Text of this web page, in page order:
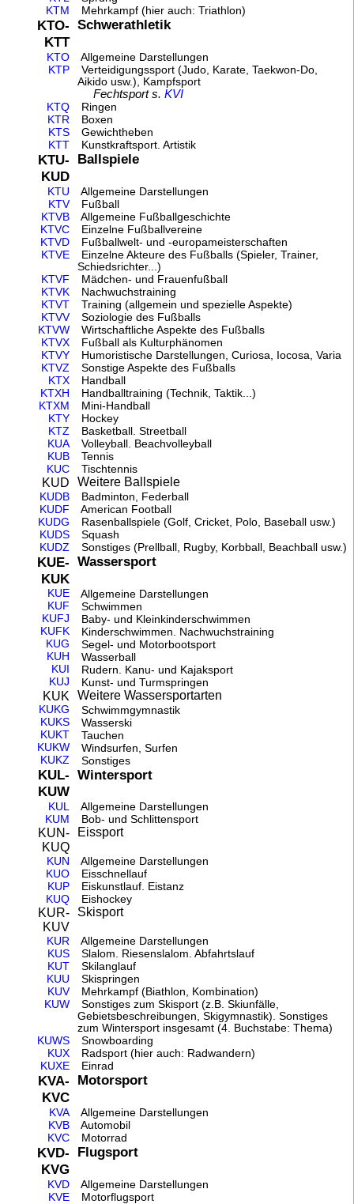
KTM
Mehrkampf (hier auch: Triathlon)
KTO-
KTT
Schwerathletik
KTO
Allgemeine Darstellungen
KTP
Verteidigungssport (Judo, Karate, Taekwon-Do,
Aikido usw.), Kampfsport
Fechtsport s.KVI
KTQ
Ringen
KTR
Boxen
KTS
Gewichtheben
KTT
Kunstkraftsport. Artistik
KTU-
KUD
Ballspiele
KTU
Allgemeine Darstellungen
KTV
Fußball
KTVB
Allgemeine Fußballgeschichte
KTVC
Einzelne Fußballvereine
KTVD
Fußballwelt- und -europameisterschaften
KTVE
Einzelne Akteure des Fußballs (Spieler, Trainer,
Schiedsrichter...)
KTVF
Mädchen- und Frauenfußball
KTVK
Nachwuchstraining
KTVT
Training (allgemein und spezielle Aspekte)
KTVV
Soziologie des Fußballs
KTVW
Wirtschaftliche Aspekte des Fußballs
KTVX
Fußball als Kulturphänomen
KTVY
Humoristische Darstellungen, Curiosa, Iocosa, Varia
KTVZ
Sonstige Aspekte des Fußballs
KTX
Handball
KTXH
Handballtraining (Technik, Taktik...)
KTXM
Mini-Handball
KTY
Hockey
KTZ
Basketball. Streetball
KUA
Volleyball. Beachvolleyball
KUB
Tennis
KUC
Tischtennis
KUD Weitere Ballspiele
KUDB
Badminton, Federball
KUDF
American Football
KUDG
Rasenballspiele (Golf, Cricket, Polo, Baseball usw.)
KUDS
Squash
KUDZ
Sonstiges (Prellball, Rugby, Korbball, Beachball usw.)
KUE-
KUK
Wassersport
KUE
Allgemeine Darstellungen
KUF
Schwimmen
KUFJ
Baby- und Kleinkinderschwimmen
KUFK
Kinderschwimmen. Nachwuchstraining
KUG
Segel- und Motorbootsport
KUH
Wasserball
KUI
Rudern. Kanu- und Kajaksport
KUJ
Kunst- und Turmspringen
KUK Weitere Wassersportarten
KUKG
Schwimmgymnastik
KUKS
Wasserski
KUKT
Tauchen
KUKW
Windsurfen, Surfen
KUKZ
Sonstiges
KUL-
KUW
Wintersport
KUL
Allgemeine Darstellungen
KUM
Bob- und Schlittensport
KUN-
KUQ
Eissport
KUN
Allgemeine Darstellungen
KUO
Eisschnellauf
KUP
Eiskunstlauf. Eistanz
KUQ
Eishockey
KUR-
KUV
Skisport
KUR
Allgemeine Darstellungen
KUS
Slalom. Riesenslalom. Abfahrtslauf
KUT
Skilanglauf
KUU
Skispringen
KUV
Mehrkampf (Biathlon, Kombination)
KUW
Sonstiges zum Skisport (z.B. Skiunfälle,
Gebietsbeschreibungen, Skigymnastik). Sonstiges
zum Wintersport insgesamt (4. Buchstabe: Thema)
KUWS
Snowboarding
KUX
Radsport (hier auch: Radwandern)
KUXE
Einrad
KVA-
KVC
Motorsport
KVA
Allgemeine Darstellungen
KVB
Automobil
KVC
Motorrad
KVD-
KVG
Flugsport
KVD
Allgemeine Darstellungen
KVE
Motorflugsport